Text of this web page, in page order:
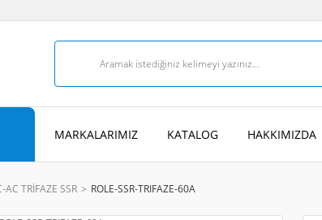
MARKALARIMIZ KATALOG HAKKIMIZDA
AC TRİFAZE SSR ROLE-SSR-TRIFAZE-60A